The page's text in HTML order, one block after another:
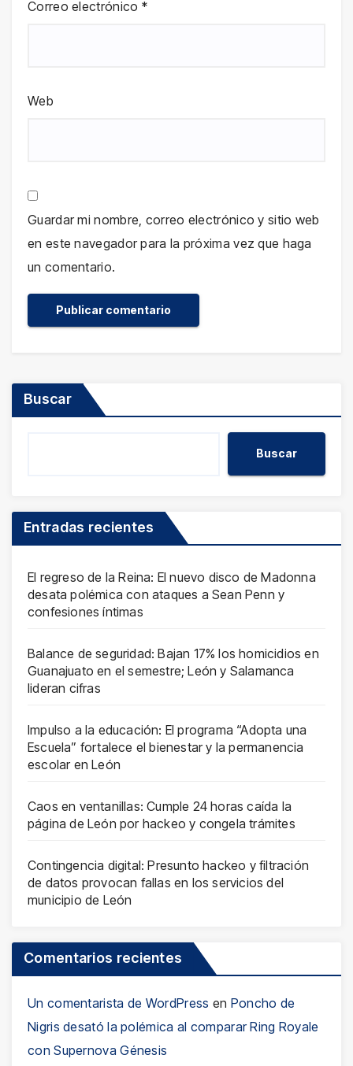
Correo electrónico *
Web
Guardar mi nombre, correo electrónico y sitio web
en este navegador para la próxima vez que haga
un comentario.
Buscar
Buscar
Entradas recientes
El regreso de la Reina: El nuevo disco de Madonna
desata polémica con ataques a Sean Penn y
confesiones íntimas
Balance de seguridad: Bajan 17% los homicidios en
Guanajuato en el semestre; León y Salamanca
lideran cifras
Impulso a la educación: El programa “Adopta una
Escuela” fortalece el bienestar y la permanencia
escolar en León
Caos en ventanillas: Cumple 24 horas caída la
página de León por hackeo y congela trámites
Contingencia digital: Presunto hackeo y filtración
de datos provocan fallas en los servicios del
municipio de León
Comentarios recientes
Un comentarista de WordPress en Poncho de
Nigris desató la polémica al comparar Ring Royale
con Supernova Génesis